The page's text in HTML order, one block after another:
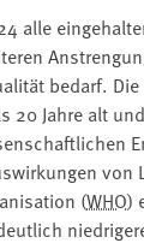
alle
bedarf.
20 Jahre alt
von
(WHO)